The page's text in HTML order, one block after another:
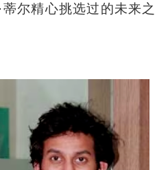
尔精心挑选过的未来之